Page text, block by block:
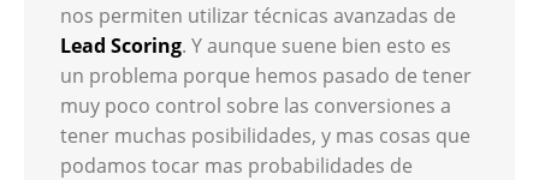
nos permiten utilizar técnicas avanzadas de
Lead Scoring. Y aunque suene bien esto es
un problema porque hemos pasado de tener
muy poco control sobre las conversiones a
tener muchas posibilidades, y mas cosas que
podamos tocar mas probabilidades de